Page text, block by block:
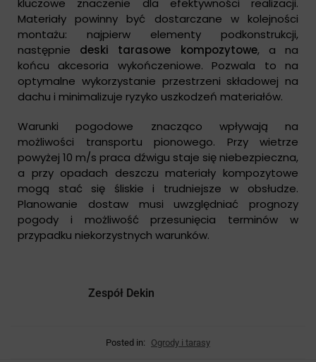
kluczowe znaczenie dla efektywności realizacji.
Materiały powinny być dostarczane w kolejności
montażu: najpierw elementy podkonstrukcji,
następnie deski tarasowe kompozytowe, a na
końcu akcesoria wykończeniowe. Pozwala to na
optymalne wykorzystanie przestrzeni składowej na
dachu i minimalizuje ryzyko uszkodzeń materiałów.
Warunki pogodowe znacząco wpływają na
możliwości transportu pionowego. Przy wietrze
powyżej 10 m/s praca dźwigu staje się niebezpieczna,
a przy opadach deszczu materiały kompozytowe
mogą stać się śliskie i trudniejsze w obsłudze.
Planowanie dostaw musi uwzględniać prognozy
pogody i możliwość przesunięcia terminów w
przypadku niekorzystnych warunków.
Zespół Dekin
Posted in: Ogrody i tarasy